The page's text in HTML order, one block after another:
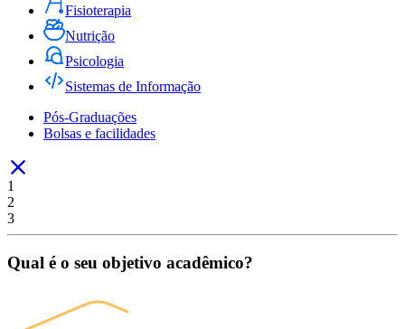
Fisioterapia
Nutrição
Psicologia
Sistemas de Informação
Pós-Graduações
Bolsas e facilidades
1
2
3
Qual é o seu objetivo acadêmico?